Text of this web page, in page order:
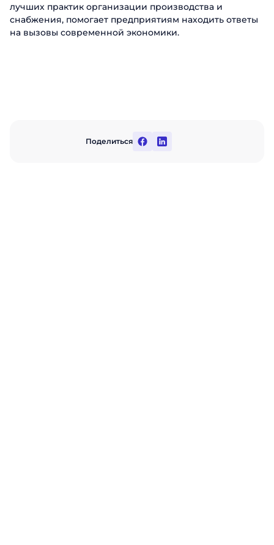
лучших практик организации производства и
снабжения, помогает предприятиям находить ответы
на вызовы современной экономики.
Поделиться